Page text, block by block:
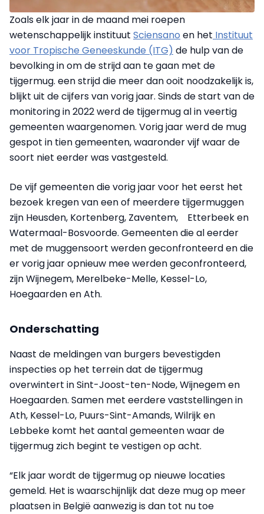
Zoals elk jaar in de maand mei roepen
wetenschappelijk instituut Sciensano en het Instituut
voor Tropische Geneeskunde (ITG) de hulp van de
bevolking in om de strijd aan te gaan met de
tijgermug. een strijd die meer dan ooit noodzakelijk is,
blijkt uit de cijfers van vorig jaar. Sinds de start van de
monitoring in 2022 werd de tijgermug al in veertig
gemeenten waargenomen. Vorig jaar werd de mug
gespot in tien gemeenten, waaronder vijf waar de
soort niet eerder was vastgesteld.
De vijf gemeenten die vorig jaar voor het eerst het
bezoek kregen van een of meerdere tijgermuggen
zijn Heusden, Kortenberg, Zaventem, Etterbeek en
Watermaal-Bosvoorde. Gemeenten die al eerder
met de muggensoort werden geconfronteerd en die
er vorig jaar opnieuw mee werden geconfronteerd,
zijn Wijnegem, Merelbeke-Melle, Kessel-Lo,
Hoegaarden en Ath.
Onderschatting
Naast de meldingen van burgers bevestigden
inspecties op het terrein dat de tijgermug
overwintert in Sint-Joost-ten-Node, Wijnegem en
Hoegaarden. Samen met eerdere vaststellingen in
Ath, Kessel-Lo, Puurs-Sint-Amands, Wilrijk en
Lebbeke komt het aantal gemeenten waar de
tijgermug zich begint te vestigen op acht.
“Elk jaar wordt de tijgermug op nieuwe locaties
gemeld. Het is waarschijnlijk dat deze mug op meer
plaatsen in België aanwezig is dan tot nu toe